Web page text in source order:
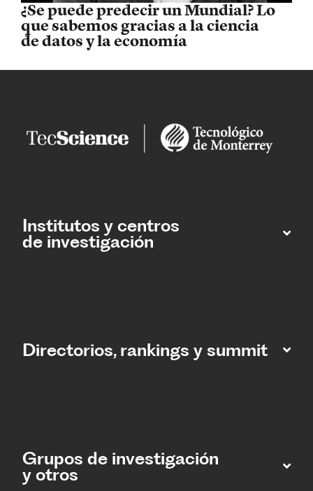
¿Se puede predecir un Mundial? Lo
que sabemos gracias a la ciencia
de datos y la economía
Institutos y centros
de investigación
Directorios, rankings y summit
Grupos de investigación
y otros